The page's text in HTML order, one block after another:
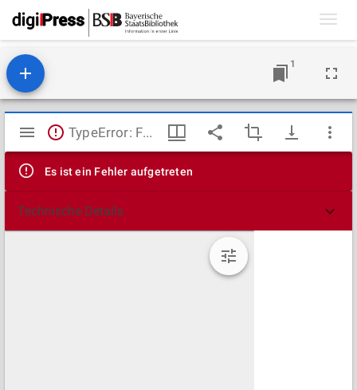
1
Mirador
Viewer
TypeError: Failed to fetch
Es ist ein Fehler aufgetreten
Technische Details